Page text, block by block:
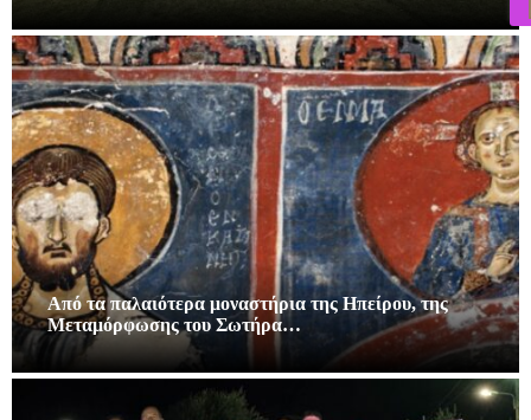
Από τα παλαιότερα μοναστήρια της Ηπείρου, της
Μεταμόρφωσης του Σωτήρα…